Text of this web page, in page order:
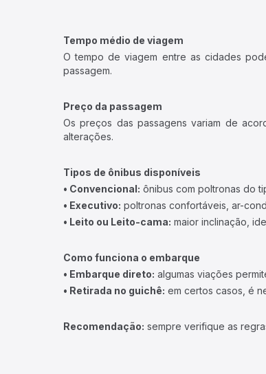
Tempo médio de viagem
O tempo de viagem entre as cidades
passagem.
Preço da passagem
Os preços das passagens variam de
alterações.
Tipos de ônibus disponíveis
• Convencional: ônibus com poltronas do
• Executivo: poltronas confortáveis, ar-
• Leito ou Leito-cama: maior inclinação,
Como funciona o embarque
• Embarque direto: algumas viações
• Retirada no guichê: em certos casos, é
Recomendação: sempre verifique as